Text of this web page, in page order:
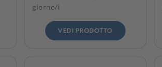
giorno/i
VEDI PRODOTTO